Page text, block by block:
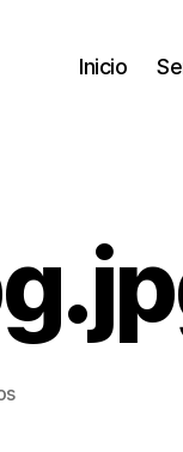
Inicio
en